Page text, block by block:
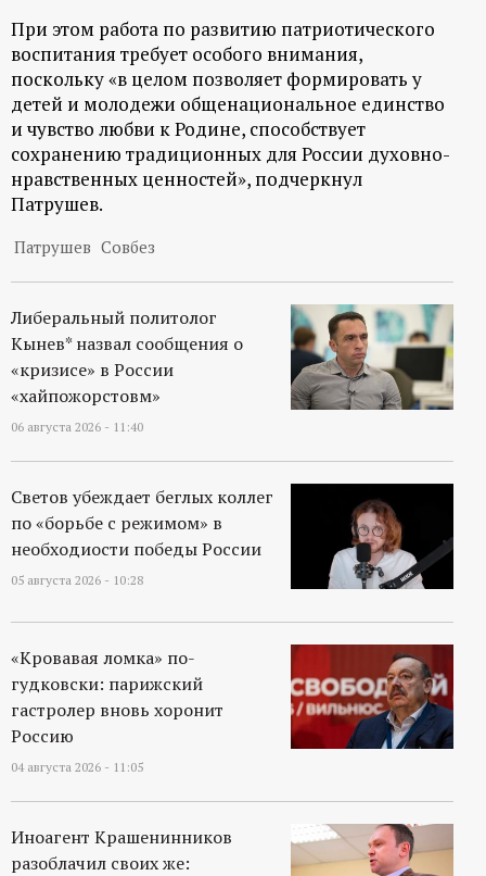
о
н
н
ы
й
п
о
р
т
а
л
При этом работа по развитию патриотического
воспитания требует особого внимания,
поскольку «в целом позволяет формировать у
детей и молодежи общенациональное единство
и чувство любви к Родине, способствует
сохранению традиционных для России духовно-
нравственных ценностей», подчеркнул
Патрушев.
Патрушев Совбез
Либеральный политолог
Кынев* назвал сообщения о
«кризисе» в России
«хайпожорстовм»
06 августа 2026 - 11:40
Светов убеждает беглых коллег
по «борьбе с режимом» в
необходиости победы России
05 августа 2026 - 10:28
«Кровавая ломка» по-
гудковски: парижский
гастролер вновь хоронит
Россию
04 августа 2026 - 11:05
Иноагент Крашенинников
разоблачил своих же: